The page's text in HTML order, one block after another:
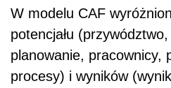
W modelu CAF
potencjału
planowanie, pracownicy,
procesy) i wyników